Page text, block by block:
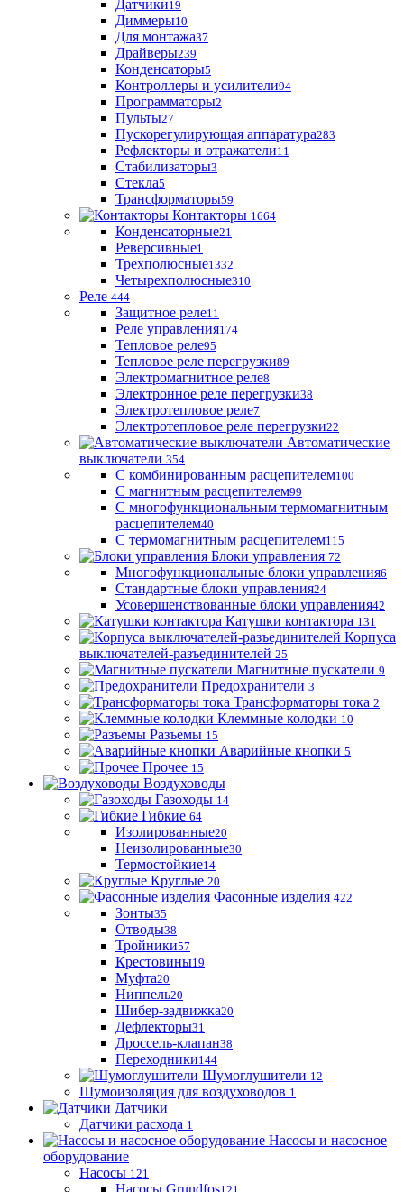
Датчики19
Диммеры10
Для монтажа37
Драйверы239
Конденсаторы5
Контроллеры и усилители94
Программаторы2
Пульты27
Пускорегулирующая аппаратура283
Рефлекторы и отражатели11
Стабилизаторы3
Стекла5
Трансформаторы59
Контакторы 1664
Конденсаторные21
Реверсивные1
Трехполюсные1332
Четырехполюсные310
Реле 444
Защитное реле11
Реле управления174
Тепловое реле95
Тепловое реле перегрузки89
Электромагнитное реле8
Электронное реле перегрузки38
Электротепловое реле7
Электротепловое реле перегрузки22
Автоматические
выключатели 354
С комбинированным расцепителем100
С магнитным расцепителем99
С многофункциональным термомагнитным
расцепителем40
С термомагнитным расцепителем115
Блоки управления 72
Многофункциональные блоки управления6
Стандартные блоки управления24
Усовершенствованные блоки управления42
Катушки контактора 131
Корпуса
выключателей-разъединителей 25
Магнитные пускатели 9
Предохранители 3
Трансформаторы тока 2
Клеммные колодки 10
Разъемы 15
Аварийные кнопки 5
Прочее 15
Воздуховоды
Газоходы 14
Гибкие 64
Изолированные20
Неизолированные30
Термостойкие14
Круглые 20
Фасонные изделия 422
Зонты35
Отводы38
Тройники57
Крестовины19
Муфта20
Ниппель20
Шибер-задвижка20
Дефлекторы31
Дроссель-клапан38
Переходники144
Шумоглушители 12
Шумоизоляция для воздуховодов 1
Датчики
Датчики расхода 1
Насосы и насосное
оборудование
Насосы 121
Насосы Grundfos